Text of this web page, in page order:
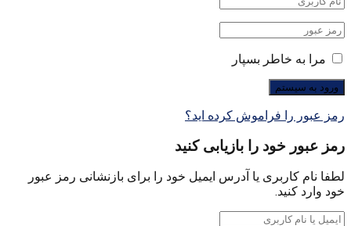
مرا به خاطر بسپار
رمز عبور را فراموش کرده اید؟
رمز عبور خود را بازیابی کنید
لطفا نام کاربری یا آدرس ایمیل خود را برای بازنشانی رمز عبور
خود وارد کنید.